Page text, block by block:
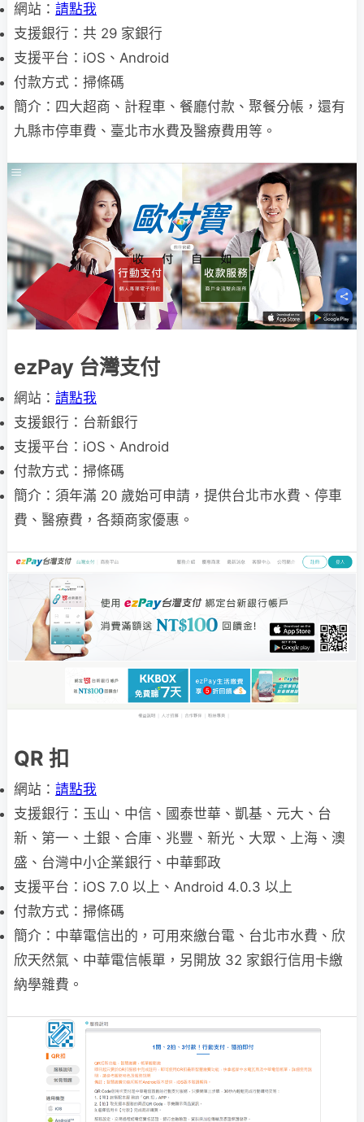
網站： 請點我
支援銀行：共 29 家銀行
支援平台：iOS、Android
付款方式：掃條碼
簡介：四大超商、計程車、餐廳付款、聚餐分帳，還有
九縣市停車費、臺北市水費及醫療費用等。
ezPay 台灣支付
網站： 請點我
支援銀行：台新銀行
支援平台：iOS、Android
付款方式：掃條碼
簡介：須年滿 20 歲始可申請，提供台北市水費、停車
費、醫療費，各類商家優惠。
QR 扣
網站： 請點我
支援銀行：玉山、中信、國泰世華、凱基、元大、台
新、第一、土銀、合庫、兆豐、新光、大眾、上海、澳
盛、台灣中小企業銀行、中華郵政
支援平台：iOS 7.0 以上、Android 4.0.3 以上
付款方式：掃條碼
簡介：中華電信出的，可用來繳台電、台北市水費、欣
欣天然氣、中華電信帳單，另開放 32 家銀行信用卡繳
納學雜費。